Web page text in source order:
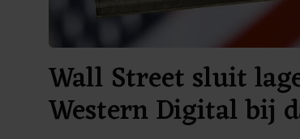
Wall Street sluit
Western Digital bij